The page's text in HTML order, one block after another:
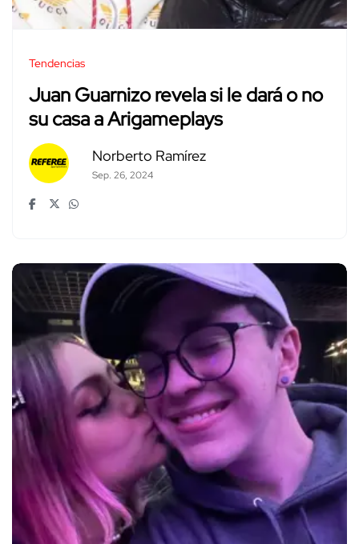
Tendencias
Juan Guarnizo revela si le dará o no
su casa a Arigameplays
Norberto Ramírez
Sep. 26, 2024